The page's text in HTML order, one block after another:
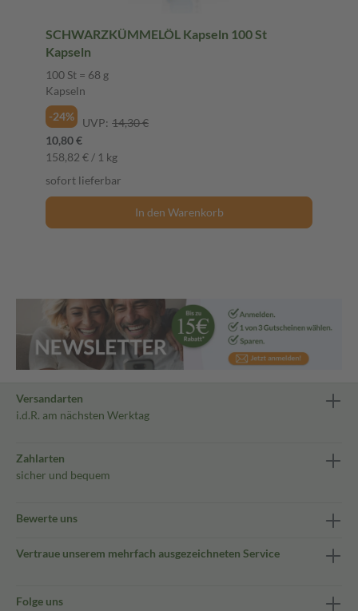
SCHWARZKÜMMELÖL Kapseln 100 St
Kapseln
100 St = 68 g
Kapseln
-24%
UVP: 14,30 €
10,80 €
158,82 € / 1 kg
sofort lieferbar
In den Warenkorb
Versandarten
i.d.R. am nächsten Werktag
Zahlarten
sicher und bequem
Bewerte uns
Vertraue unserem mehrfach ausgezeichneten Service
Folge uns